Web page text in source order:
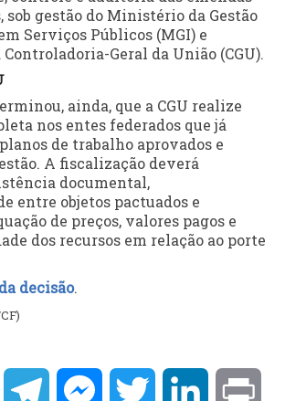
sob gestão do Ministério da Gestão
Serviços Públicos (MGI) e
Geral da União (CGU).
ainda, que a CGU realize
nos entes federados que já
de trabalho aprovados e
A fiscalização deverá
documental,
entre objetos pactuados e
de preços, valores pagos e
dos recursos em relação ao porte
decisão.
FacebookTelegramMessengerTwitter LinkedIn